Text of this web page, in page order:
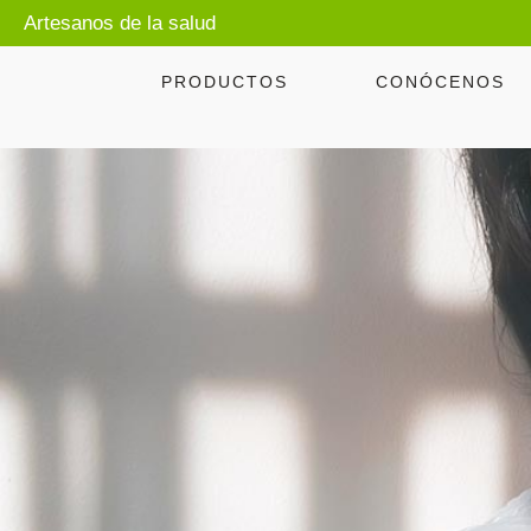
Artesanos de la salud
PRODUCTOS CONÓCENOS